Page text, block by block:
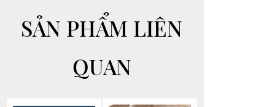
SẢN PHẨM LIÊN
QUAN